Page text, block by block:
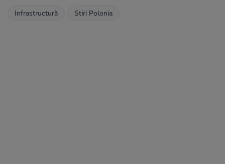
Infrastructură Stiri Polonia